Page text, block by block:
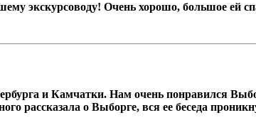
экскурсоводу! Очень хорошо, большое ей
и Камчатки. Нам очень понравился
рассказала о Выборге, вся ее беседа